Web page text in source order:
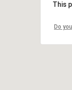
This
Do